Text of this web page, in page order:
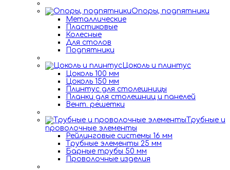
Опоры, подпятники
Металлические
Пластиковые
Колесные
Для столов
Подпятники
Цоколь и плинтус
Цоколь 100 мм
Цоколь 150 мм
Плинтус для столешницы
Планки для столешниц и панелей
Вент. решетки
Трубные и
проволочные элементы
Рейлинговые системы 16 мм
Трубные элементы 25 мм
Барные трубы 50 мм
Проволочные изделия